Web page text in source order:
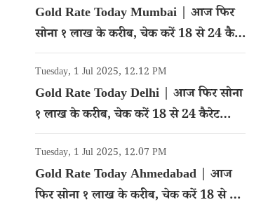
Gold Rate Today Mumbai | आज फिर
सोना १ लाख के करीब, चेक करें 18 से 24 कैरेट
गोल्ड का रेट
Tuesday, 1 Jul 2025, 12.12 PM
Gold Rate Today Delhi | आज फिर सोना
१ लाख के करीब, चेक करें 18 से 24 कैरेट
गोल्ड का रेट
Tuesday, 1 Jul 2025, 12.07 PM
Gold Rate Today Ahmedabad | आज
फिर सोना १ लाख के करीब, चेक करें 18 से 24